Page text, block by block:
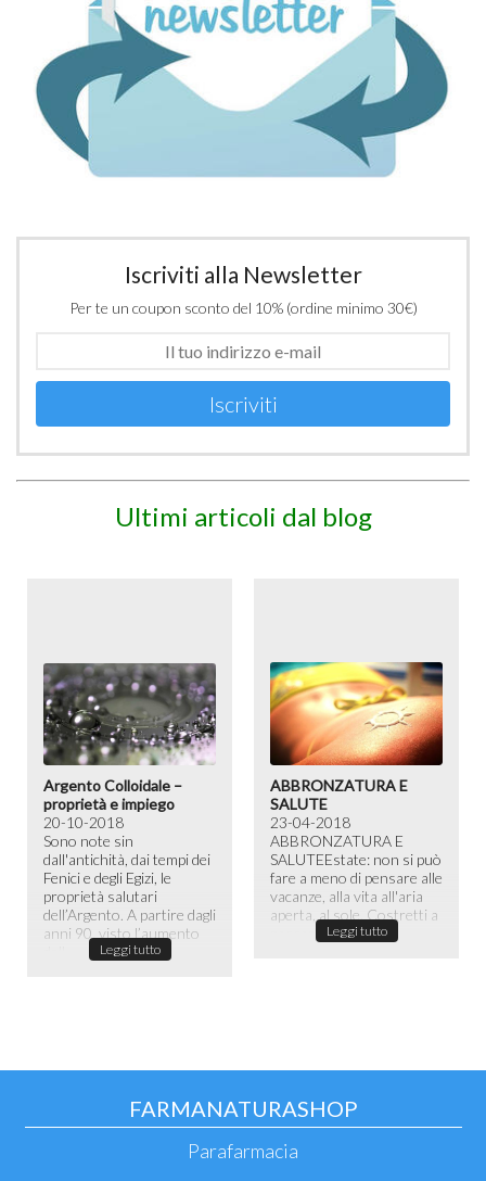
Iscriviti alla Newsletter
Per te un coupon sconto del 10% (ordine minimo 30€)
Iscriviti
Ultimi articoli dal blog
Argento Colloidale –
proprietà e impiego
20-10-2018
Sono note sin
dall'antichità, dai tempi dei
Fenici e degli Egizi, le
proprietà salutari
dell’Argento. A partire dagli
anni 90, visto l’aumento
Leggi tutto
ABBRONZATURA E
SALUTE
23-04-2018
ABBRONZATURA E
SALUTE​ Estate: non si può
fare a meno di pensare alle
vacanze, alla vita all'aria
aperta, al sole. Costretti a
passare la maggior ...
Leggi tutto
FARMANATURASHOP
Parafarmacia